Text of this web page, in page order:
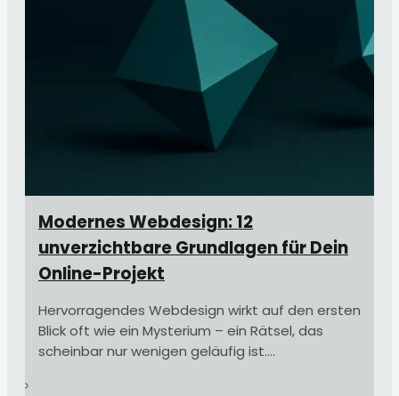
Modernes Webdesign: 12
unverzichtbare Grundlagen für Dein
Online-Projekt
Hervorragendes Webdesign wirkt auf den ersten
Blick oft wie ein Mysterium – ein Rätsel, das
scheinbar nur wenigen geläufig ist....